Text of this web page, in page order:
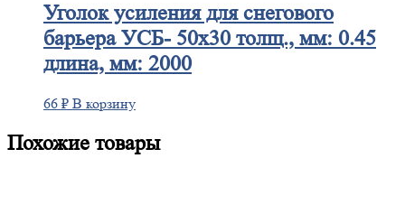
Уголокусиления для снегового
барьера УСБ- 50х30 толщ., мм: 0.45
длина, мм: 2000
66 ₽ В корзину
Похожие товары